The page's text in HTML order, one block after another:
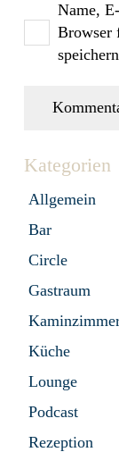
Name,
Browser
Kategorien
Allgemein
Bar
Circle
Gastraum
Küche
Lounge
Podcast
Rezeption